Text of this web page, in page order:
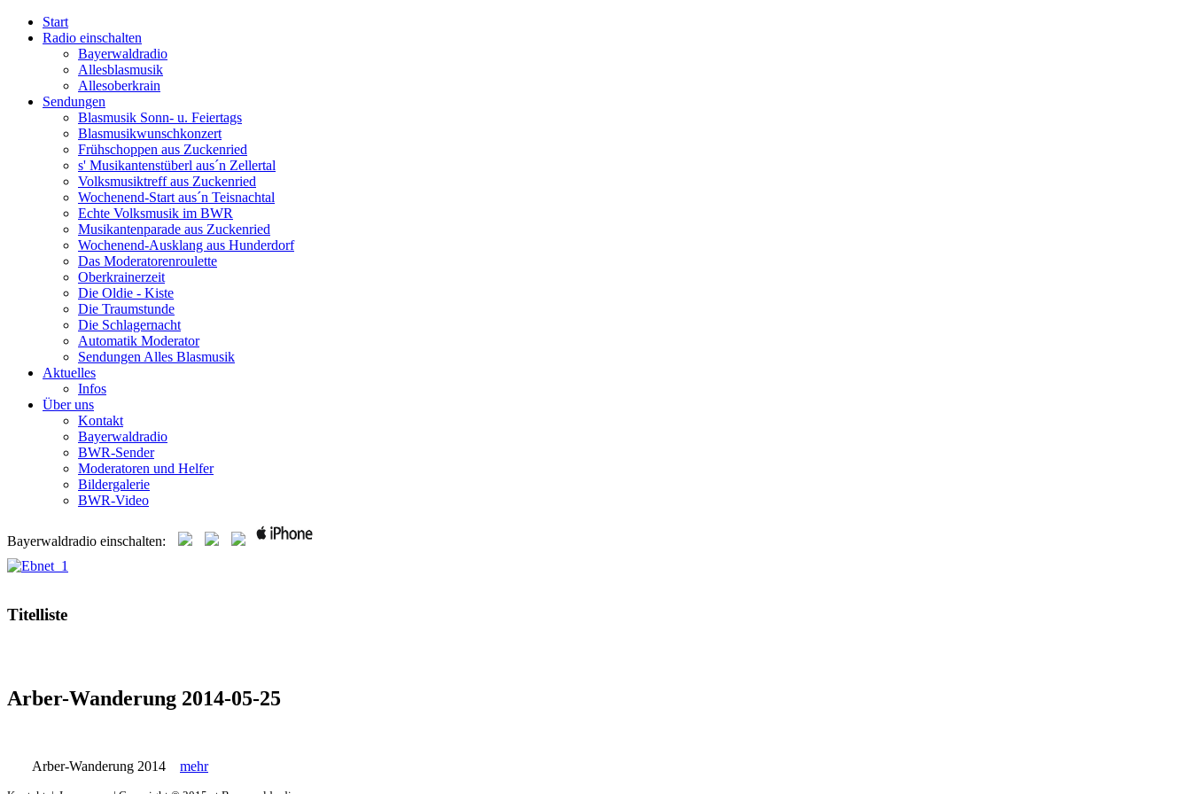
Start
Radio einschalten
Bayerwaldradio
Allesblasmusik
Allesoberkrain
Sendungen
Blasmusik Sonn- u. Feiertags
Blasmusikwunschkonzert
Frühschoppen aus Zuckenried
s' Musikantenstüberl aus´n Zellertal
Volksmusiktreff aus Zuckenried
Wochenend-Start aus´n Teisnachtal
Echte Volksmusik im BWR
Musikantenparade aus Zuckenried
Wochenend-Ausklang aus Hunderdorf
Das Moderatorenroulette
Oberkrainerzeit
Die Oldie - Kiste
Die Traumstunde
Die Schlagernacht
Automatik Moderator
Sendungen Alles Blasmusik
Aktuelles
Infos
Über uns
Kontakt
Bayerwaldradio
BWR-Sender
Moderatoren und Helfer
Bildergalerie
BWR-Video
Bayerwaldradio einschalten:
Titelliste
Arber-Wanderung 2014-05-25
Arber-Wanderung 2014 mehr